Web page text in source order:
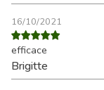
16/10/2021
efficace
Brigitte